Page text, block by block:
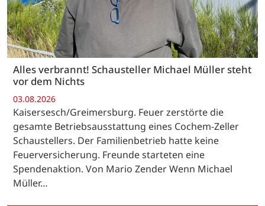
Alles verbrannt! Schausteller Michael Müller steht
vor dem Nichts
03.08.2026
Kaisersesch/Greimersburg. Feuer zerstörte die
gesamte Betriebsausstattung eines Cochem-Zeller
Schaustellers. Der Familienbetrieb hatte keine
Feuerversicherung. Freunde starteten eine
Spendenaktion. Von Mario Zender Wenn Michael
Müller…